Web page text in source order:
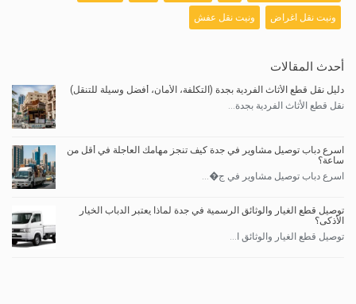
ونيت نقل اغراض ونيت نقل عفش
أحدث المقالات
دليل نقل قطع الأثاث الفردية بجدة (التكلفة، الأمان، أفضل وسيلة للتنقل)
نقل قطع الأثاث الفردية بجدة...
اسرع دباب توصيل مشاوير في جدة كيف تنجز مهامك العاجلة في أقل من
ساعة؟
اسرع دباب توصيل مشاوير في ج�...
توصيل قطع الغيار والوثائق الرسمية في جدة لماذا يعتبر الدباب الخيار
الأذكى؟
توصيل قطع الغيار والوثائق ا...